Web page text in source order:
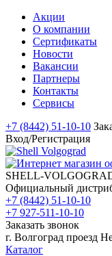
Акции
О компании
Сертификаты
Новости
Вакансии
Партнеры
Контакты
Сервисы
+7 (8442) 51-10-10
Вход/Регистрация
SHELL-
Официальный
+7 (8442) 51-10-10
+7 927-511-10-10
Заказать звонок
г. Волгоград проезд
Каталог